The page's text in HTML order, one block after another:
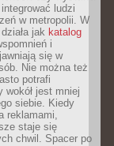
ludzi
w metropolii. W
jak katalog
i
się w
Nie można też
potrafi
wokół jest mniej
siebie. Kiedy
reklamami,
staje się
chwil. Spacer po